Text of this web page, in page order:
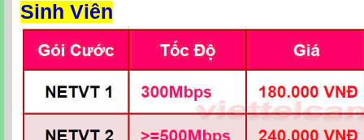
Sinh Viên